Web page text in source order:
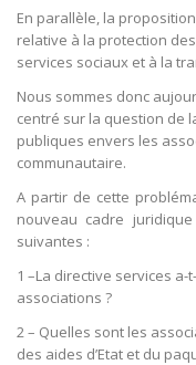
En parallèle, la
relative à la protection
services sociaux et à la
Nous sommes donc
centré sur la question de
publiques envers les
communautaire.
A partir de cette
nouveau cadre
suivantes :
1 –La directive services
associations ?
2 – Quelles sont les
des aides d’Etat et du